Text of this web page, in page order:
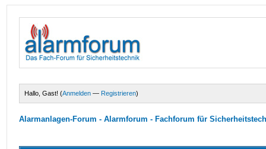
Hallo, Gast! (Anmelden — Registrieren)
Alarmanlagen-Forum - Alarmforum - Fachforum für